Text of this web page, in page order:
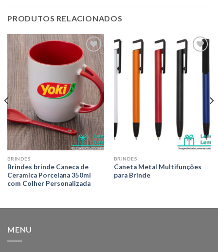
PRODUTOS RELACIONADOS
Adicionar
aos meus
desejos
BRINDES
Brindes brinde Caneca de
Ceramica Porcelana 350ml
com Colher Personalizada
aos meus
desejos
BRINDES
Caneta Metal Multifunções
para Brinde
MENU